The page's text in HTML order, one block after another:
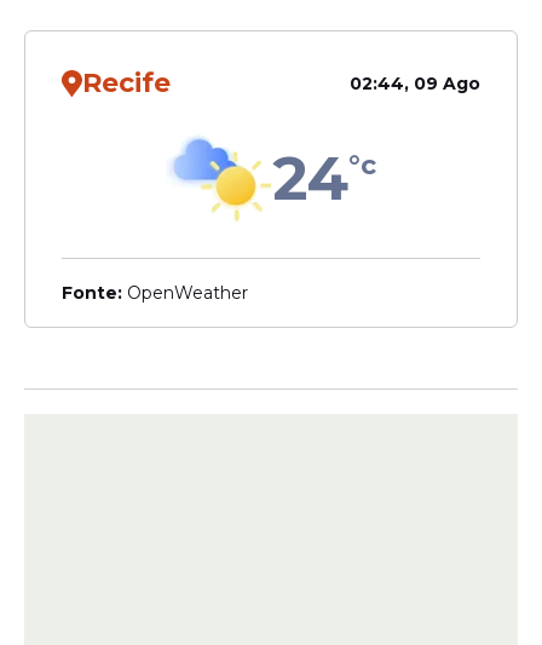
Merecido!
Vozinha supera Alisson e
mais seguido do Instagram
após sucesso na Copa
Veja Também
Recife 02:44, 09 Ago
24°c
Fonte: OpenWeather